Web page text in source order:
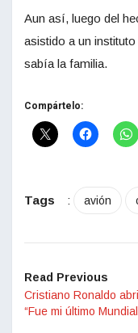
Aun así, luego del
asistido a un
sabía la familia.
Compártelo:
Tags : avión
Read Previous
Cristiano Ronaldo
“Fue mi último